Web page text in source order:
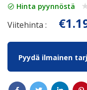
Hinta pyynnöstä
Viitehinta :
Pyydä ilmainen